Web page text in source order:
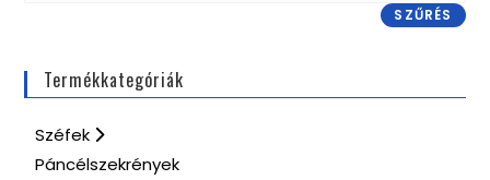
SZŰRÉS
Termékkategóriák
Széfek
Páncélszekrények